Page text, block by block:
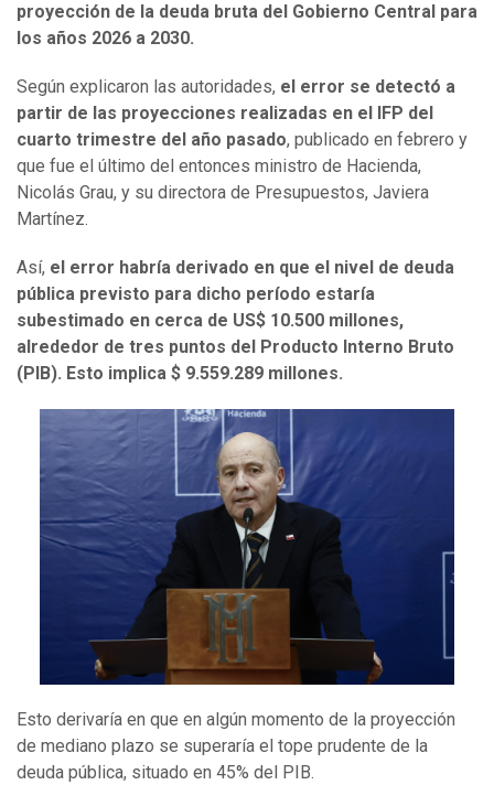
proyección de la deuda bruta del Gobierno Central para
los años 2026 a 2030.
Según explicaron las autoridades, el error se detectó a
partir de las proyecciones realizadas en el IFP del
cuarto trimestre del año pasado, publicado en febrero y
que fue el último del entonces ministro de Hacienda,
Nicolás Grau, y su directora de Presupuestos, Javiera
Martínez.
Así, el error habría derivado en que el nivel de deuda
pública previsto para dicho período estaría
subestimado en cerca de US$ 10.500 millones,
alrededor de tres puntos del Producto Interno Bruto
(PIB). Esto implica $ 9.559.289 millones.
Esto derivaría en que en algún momento de la proyección
de mediano plazo se superaría el tope prudente de la
deuda pública, situado en 45% del PIB.